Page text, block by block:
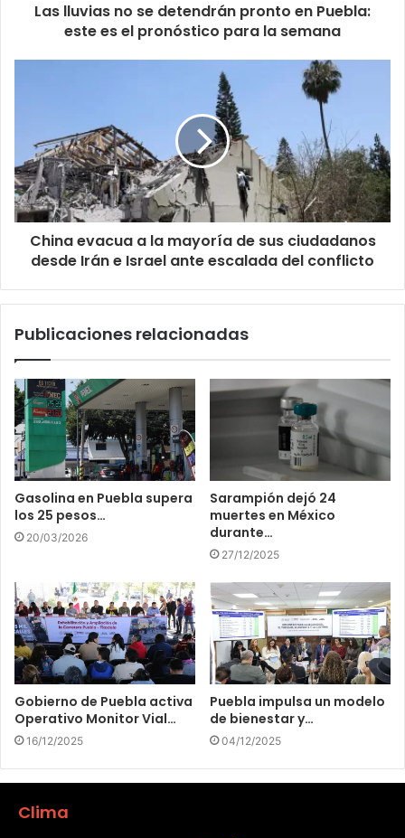
Las lluvias no se detendrán pronto en Puebla:
este es el pronóstico para la semana
China evacua a la mayoría de sus ciudadanos
desde Irán e Israel ante escalada del conflicto
Publicaciones relacionadas
Gasolina en Puebla supera
los 25 pesos…
20/03/2026
Sarampión dejó 24
muertes en México
durante…
27/12/2025
Gobierno de Puebla activa
Operativo Monitor Vial…
16/12/2025
Puebla impulsa un modelo
de bienestar y…
04/12/2025
Clima